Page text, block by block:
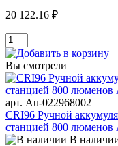
20 122.16 ₽
Вы смотрели
арт. Au-022968002
CRI96 Ручной
станцией 800 люменов
В